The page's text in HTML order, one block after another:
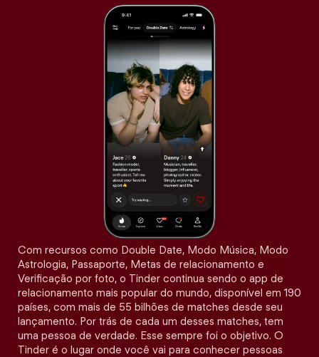
Com recursos como Double Date, Modo Música, Modo
Astrologia, Passaporte, Metas de relacionamento e
Verificação por foto, o Tinder continua sendo o app de
relacionamento mais popular do mundo, disponível em 190
países, com mais de 55 bilhões de matches desde seu
lançamento. Por trás de cada um desses matches, tem
uma pessoa de verdade. Esse sempre foi o objetivo. O
Tinder é o lugar onde você vai para conhecer pessoas